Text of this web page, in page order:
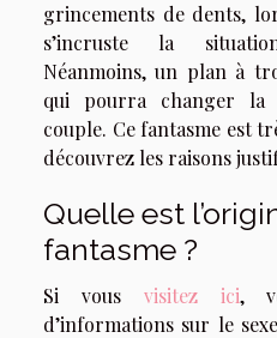
grincements de dents,
s’incruste la
Néanmoins, un plan à
qui pourra changer la
couple. Ce fantasme est
découvrez les raisons
Quelle est
fantasme ?
Si vous visitez ici,
d’informations sur le